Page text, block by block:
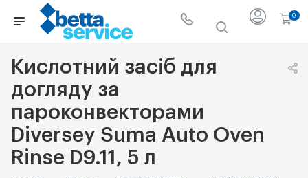
0
Кислотний засіб для
догляду за
пароконвекторами
Diversey Suma Auto Oven
Rinse D9.11, 5 л